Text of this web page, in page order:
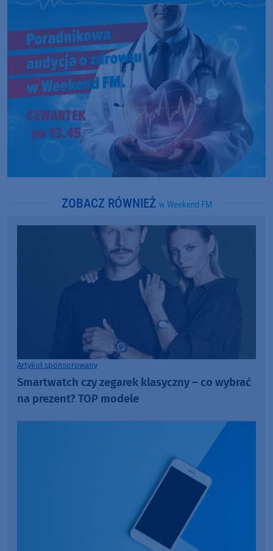
ZOBACZ RÓWNIEŻ w Weekend FM
Artykuł sponsorowany
Smartwatch czy zegarek klasyczny – co wybrać
na prezent? TOP modele